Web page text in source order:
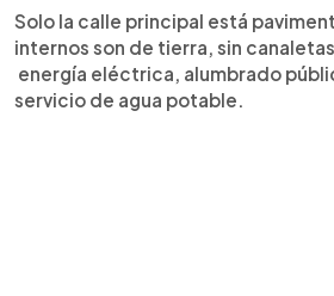
Solo la calle principal está
internos son de tierra, sin
energía eléctrica, alumbrado
servicio de agua potable.